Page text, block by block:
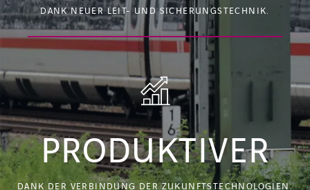
DANK NEUER LEIT- UND SICHERUNGSTECHNIK.
PRODUKTIVER
DANK DER VERBINDUNG DER ZUKUNFTSTECHNOLOGIEN.